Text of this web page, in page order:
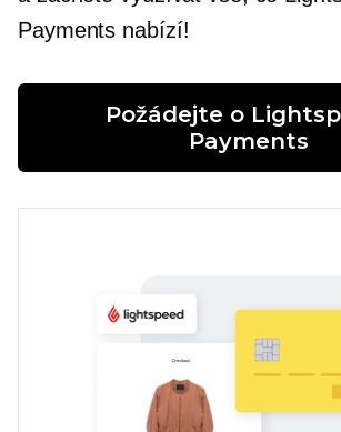
Payments nabízí!
Požádejte o
Payments